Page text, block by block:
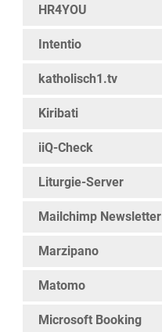
HR4YOU
Intentio
katholisch1.tv
Kiribati
iiQ-Check
Liturgie-Server
Mailchimp Newsletter
Marzipano
Matomo
Microsoft Booking